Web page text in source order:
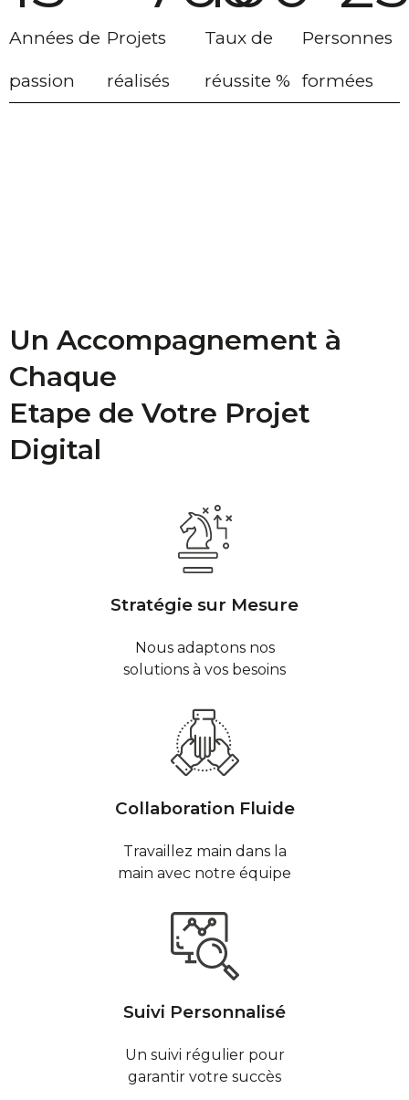
Années de
passion
Projets
réalisés
Taux de
réussite %
Personnes
formées
Un Accompagnement à
Chaque
Etape de Votre Projet
Digital
Stratégie sur Mesure
Nous adaptons nos
solutions à vos besoins
Collaboration Fluide
Travaillez main dans la
main avec notre équipe
Suivi Personnalisé
Un suivi régulier pour
garantir votre succès